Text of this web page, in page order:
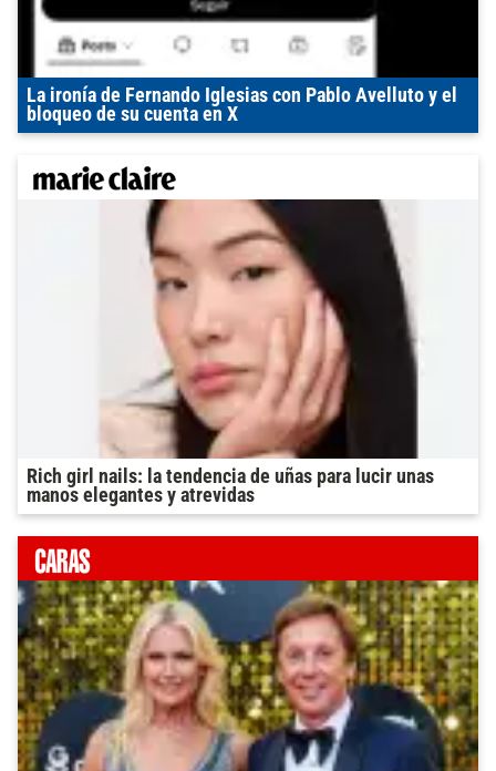
La ironía de Fernando Iglesias con Pablo Avelluto y el
bloqueo de su cuenta en X
Rich girl nails: la tendencia de uñas para lucir unas
manos elegantes y atrevidas